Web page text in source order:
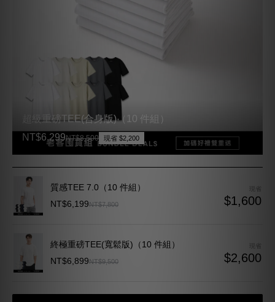
超級重磅TEE(合身版)（10 件組）
NT$6,299NT$8,500 現省 $2,200
質感TEE 7.0（10 件組）
NT$6,199NT$7,800
現省
$1,600
終極重磅TEE(寬鬆版)（10 件組）
NT$6,899NT$9,500
現省
$2,600